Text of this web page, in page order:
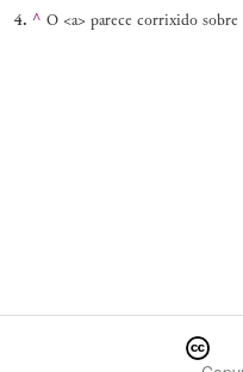
^ O <a> parece corrixido